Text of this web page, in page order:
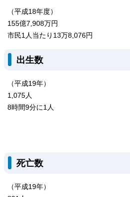
（平成18年度）
155億7,908万円
市民1人当たり13万8,076円
出生数
（平成19年）
1,075人
8時間9分に1人
死亡数
（平成19年）